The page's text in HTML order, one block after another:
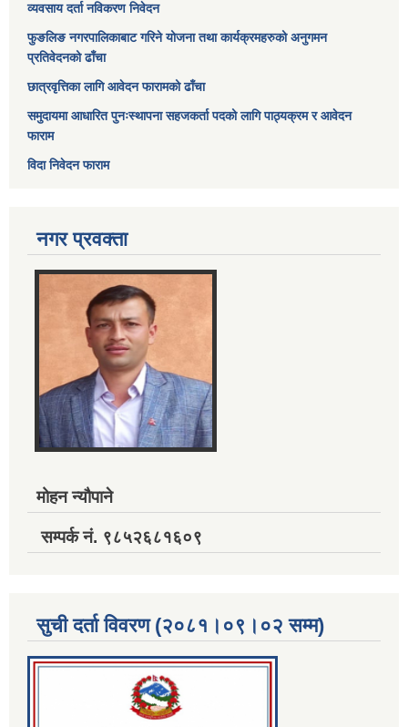
व्यवसाय दर्ता नविकरण निवेदन
फुङलिङ नगरपालिकाबाट गरिने योजना तथा कार्यक्रमहरुको अनुगमन
प्रतिवेदनको ढाँचा
छात्रवृत्तिका लागि आवेदन फारामको ढाँचा
समुदायमा आधारित पुनःस्थापना सहजकर्ता पदको लागि पाठ्यक्रम र आवेदन
फाराम
विदा निवेदन फाराम
नगर प्रवक्ता
मोहन न्यौपाने
सम्पर्क नं. ९८५२६८१६०९
सुची दर्ता विवरण (२०८१।०९।०२ सम्म)